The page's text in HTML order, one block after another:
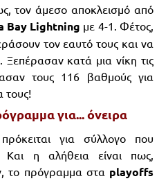
τον άμεσο αποκλεισμό από
Bay Lightning με 4-1. Φέτος,
τον εαυτό τους και να
κατά μια νίκη τις
τους 116 βαθμούς για
τους!
για... όνειρα
για σύλλογο που
Και η αλήθεια είναι πως,
το πρόγραμμα στα playoffs